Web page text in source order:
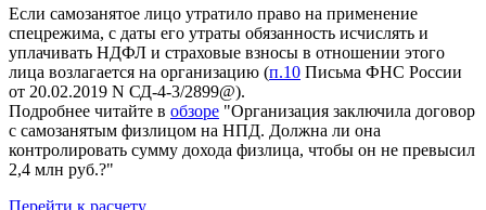
Если самозанятое лицо утратило право на применение
спецрежима, с даты его утраты обязанность исчислять и
уплачивать НДФЛ и страховые взносы в отношении этого
лица возлагается на организацию (п.10 Письма ФНС России
от 20.02.2019 N СД-4-3/2899@).
Подробнее читайте в обзоре "Организация заключила договор
с самозанятым физлицом на НПД. Должна ли она
контролировать сумму дохода физлица, чтобы он не превысил
2,4 млн руб.?"
Перейти к расчету